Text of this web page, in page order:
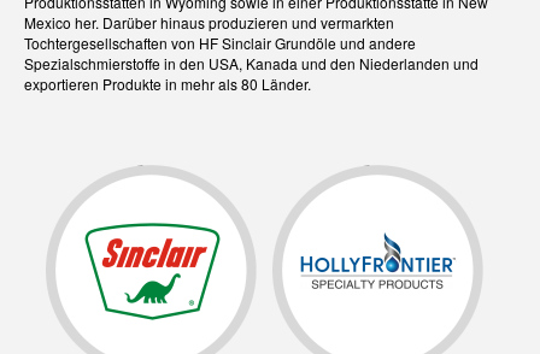
Mexico her. Darüber hinaus produzieren und vermarkten
Tochtergesellschaften von HF Sinclair Grundöle und andere
Spezialschmierstoffe in den USA, Kanada und den Niederlanden und
exportieren Produkte in mehr als 80 Länder.